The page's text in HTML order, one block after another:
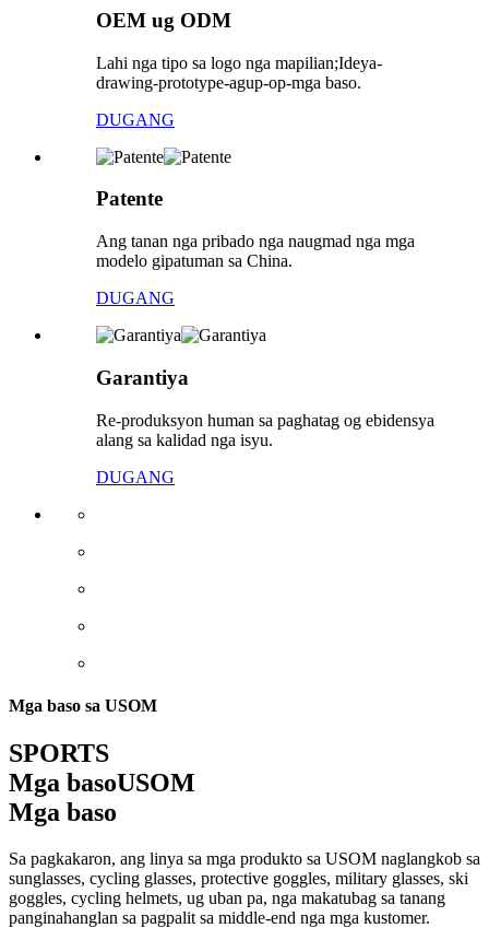
OEM ug ODM
Lahi nga tipo sa logo nga mapilian;Ideya-
drawing-prototype-agup-op-mga baso.
DUGANG
Patente
Ang tanan nga pribado nga naugmad nga mga
modelo gipatuman sa China.
DUGANG
Garantiya
Re-produksyon human sa paghatag og ebidensya
alang sa kalidad nga isyu.
DUGANG
Mga baso sa USOM
SPORTS
Mga basoUSOM
Mga baso
Sa pagkakaron, ang linya sa mga produkto sa USOM naglangkob sa
sunglasses, cycling glasses, protective goggles, military glasses, ski
goggles, cycling helmets, ug uban pa, nga makatubag sa tanang
panginahanglan sa pagpalit sa middle-end nga mga kustomer.